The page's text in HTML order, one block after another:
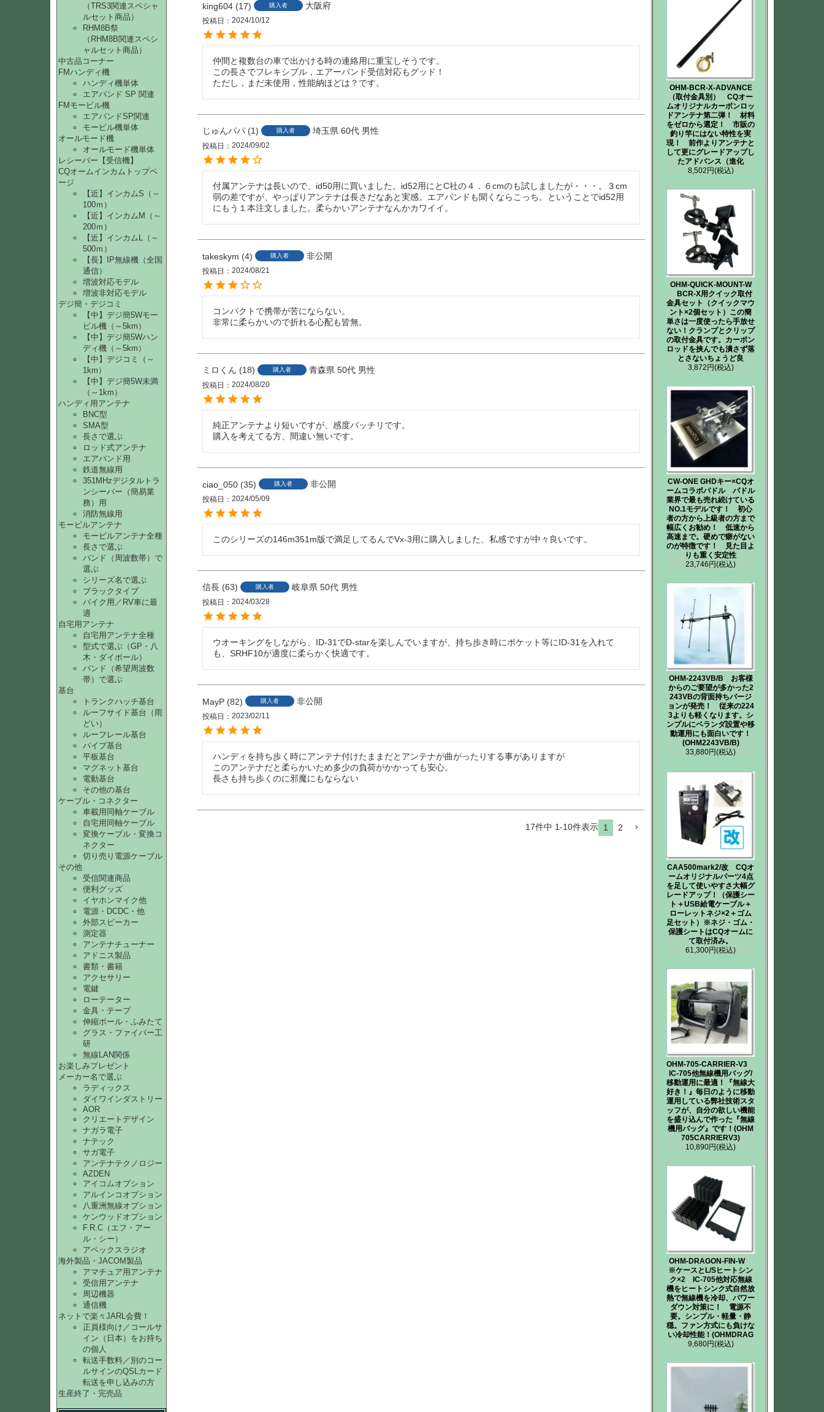
（TRS3関連スペシャ
ルセット商品）
RHM8B祭
（RHM8B関連スペシ
ャルセット商品）
中古品コーナー
FMハンディ機
ハンディ機単体
エアバンド SP 関連
FMモービル機
エアバンドSP関連
モービル機単体
オールモード機
オールモード機単体
レシーバー【受信機】
CQオームインカムトップペ
ージ
【近】インカムS（～
100ｍ）
【近】インカムM（～
200ｍ）
【近】インカムL（～
500ｍ）
【長】IP無線機（全国
通信）
増波対応モデル
増波非対応モデル
デジ簡・デジコミ
【中】デジ簡5Wモー
ビル機（～5km）
【中】デジ簡5Wハン
ディ機（～5km）
【中】デジコミ（～
1km）
【中】デジ簡5W未満
（～1km）
ハンディ用アンテナ
BNC型
SMA型
長さで選ぶ
ロッド式アンテナ
エアバンド用
鉄道無線用
351MHzデジタルトラ
ンシーバー（簡易業
務）用
消防無線用
モービルアンテナ
モービルアンテナ全種
長さで選ぶ
バンド（周波数帯）で
選ぶ
シリーズ名で選ぶ
ブラックタイプ
バイク用／RV車に最
適
自宅用アンテナ
自宅用アンテナ全種
型式で選ぶ（GP・八
木・ダイポール）
バンド（希望周波数
帯）で選ぶ
基台
トランクハッチ基台
ルーフサイド基台（雨
どい）
ルーフレール基台
パイプ基台
平板基台
マグネット基台
電動基台
その他の基台
ケーブル・コネクター
車載用同軸ケーブル
自宅用同軸ケーブル
変換ケーブル・変換コ
ネクター
切り売り電源ケーブル
その他
受信関連商品
便利グッズ
イヤホンマイク他
電源・DCDC・他
外部スピーカー
測定器
アンテナチューナー
アドニス製品
書類・書籍
アクセサリー
電鍵
ローテーター
金具・テープ
伸縮ポール・ふみたて
グラス・ファイバー工
研
無線LAN関係
お楽しみプレゼント
メーカー名で選ぶ
ラディックス
ダイワインダストリー
AOR
クリエートデザイン
ナガラ電子
ナテック
サガ電子
アンテナテクノロジー
AZDEN
アイコムオプション
アルインコオプション
八重洲無線オプション
ケンウッドオプション
F.R.C（エフ・アー
ル・シー）
アペックスラジオ
海外製品・JACOM製品
アマチュア用アンテナ
受信用アンテナ
周辺機器
通信機
ネットで楽々JARL会費！
正員様向け／コールサ
イン（日本）をお持ち
の個人
転送手数料／別のコー
ルサインのQSLカード
転送を申し込みの方
生産終了・完売品
king604 17 購入者 大阪府
投稿日 2024/10/12
仲間と複数台の車で出かける時の連絡用に重宝しそうです。
この長さでフレキシブル，エアーバンド受信対応もグッド！
ただし，まだ未使用，性能納ほどは？です。
じゅんパパ 1 購入者 埼玉県 60代 男性
投稿日 2024/09/02
付属アンテナは長いので、id50用に買いました。id52用にとC社の４．６cmのも試しましたが・・・。３cm
弱の差ですが、やっぱりアンテナは長さだなあと実感。エアバンドも聞くならこっち。ということでid52用
にもう１本注文しました。柔らかいアンテナなんかカワイイ。
takeskym 4 購入者 非公開
投稿日 2024/08/21
コンパクトで携帯が苦にならない。
非常に柔らかいので折れる心配も皆無。
ミロくん 18 購入者 青森県 50代 男性
投稿日 2024/08/20
純正アンテナより短いですが、感度バッチリです。
購入を考えてる方、間違い無いです。
ciao_050 35 購入者 非公開
投稿日 2024/05/09
信長 63 購入者 岐阜県 50代 男性
投稿日 2024/03/28
ウオーキングをしながら、ID-31でD-starを楽しんでいますが、持ち歩き時にポケット等にID-31を入れて
も、SRHF10が適度に柔らかく快適です。
MayP 82 購入者 非公開
投稿日 2023/02/11
ハンディを持ち歩く時にアンテナ付けたままだとアンテナが曲がったりする事がありますが
このアンテナだと柔らかいため多少の負荷がかかっても安心。
長さも持ち歩くのに邪魔にもならない
17件中 1-10件表示 1 2
OHM-BCR-X-ADVANCE
（取付金具別） CQオー
ムオリジナルカーボンロッ
ドアンテナ第二弾！ 材料
をゼロから選定！ 市販の
釣り竿にはない特性を実
現！ 前作よりアンテナと
して更にグレードアップし
たアドバンス（進化
8,502円(税込)
OHM-QUICK-MOUNT-W
BCR-X用クイック取付
金具セット（クイックマウ
ント×2個セット）この簡
単さは一度使ったら手放せ
ない！クランプとクリップ
の取付金具です。カーボン
ロッドを挟んでも潰さず落
とさないちょうど良
3,872円(税込)
CW-ONE GHDキー×CQオ
ームコラボパドル パドル
業界で最も売れ続けている
NO.1モデルです！ 初心
者の方から上級者の方まで
幅広くお勧め！ 低速から
高速まで。硬めで癖がない
のが特徴です！ 見た目よ
りも重く安定性
23,746円(税込)
OHM-2243VB/B お客様
からのご要望が多かった2
243VBの背面持ちバージ
ョンが発売！ 従来の224
3よりも軽くなります。シ
ンプルにベランダ設置や移
動運用にも面白いです！
(OHM2243VB/B)
33,880円(税込)
CAA500mark2/改 CQオ
ームオリジナルパーツ4点
を足して使いやすさ大幅グ
レードアップ！（保護シー
ト＋USB給電ケーブル＋
ローレットネジ×2＋ゴム
足セット）※ネジ・ゴム・
保護シートはCQオームに
て取付済み。
61,300円(税込)
OHM-705-CARRIER-V3
IC-705他無線機用バッグ/
移動運用に最適！『無線大
好き！』毎日のように移動
運用している弊社技術スタ
ッフが、自分の欲しい機能
を盛り込んで作った『無線
機用バッグ』です！(OHM
705CARRIERV3)
10,890円(税込)
OHM-DRAGON-FIN-W
※ケースとL/Sヒートシン
ク×2 IC-705他対応無線
機をヒートシンク式自然放
熱で無線機を冷却、パワー
ダウン対策に！ 電源不
要。シンプル・軽量・静
穏。ファン方式にも負けな
い冷却性能！(OHMDRAG
9,680円(税込)